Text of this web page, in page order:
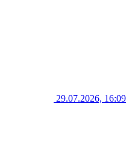
29.07.2026, 16:09